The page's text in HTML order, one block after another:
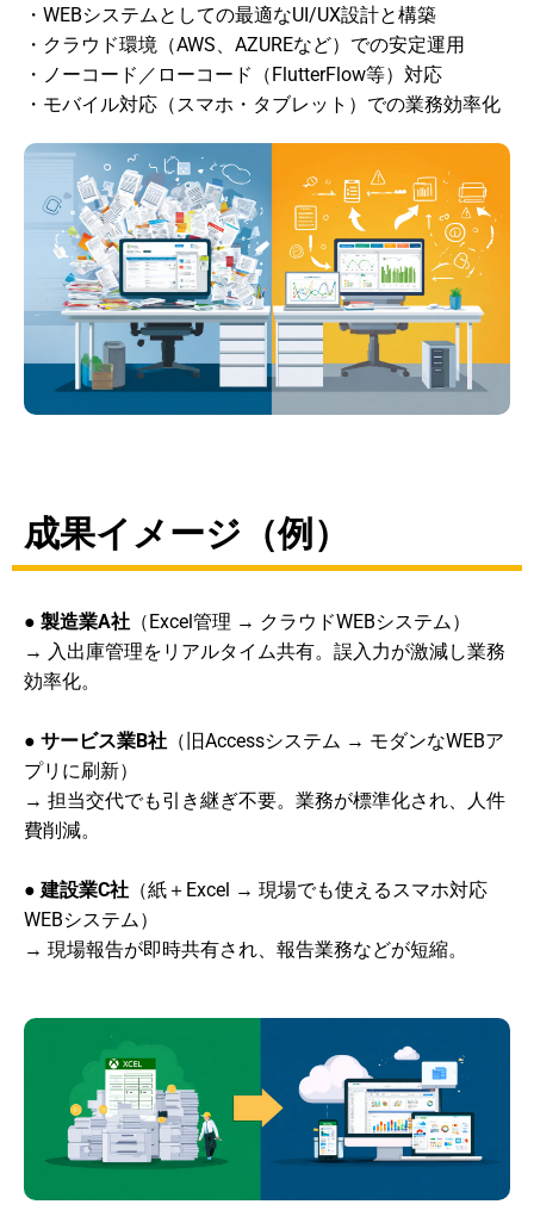
・WEBシステムとしての最適なUI/UX設計と構築
・クラウド環境（AWS、AZUREなど）での安定運用
・ノーコード／ローコード（FlutterFlow等）対応
・モバイル対応（スマホ・タブレット）での業務効率化
成果イメージ（例）
● 製造業A社 （Excel管理 → クラウドWEBシステム）
→ 入出庫管理をリアルタイム共有。誤入力が激減し業務
効率化。
● サービス業B社 （旧Accessシステム → モダンなWEBア
プリに刷新）
→ 担当交代でも引き継ぎ不要。業務が標準化され、人件
費削減。
● 建設業C社 （紙＋Excel → 現場でも使えるスマホ対応
WEBシステム）
→ 現場報告が即時共有され、報告業務などが短縮。